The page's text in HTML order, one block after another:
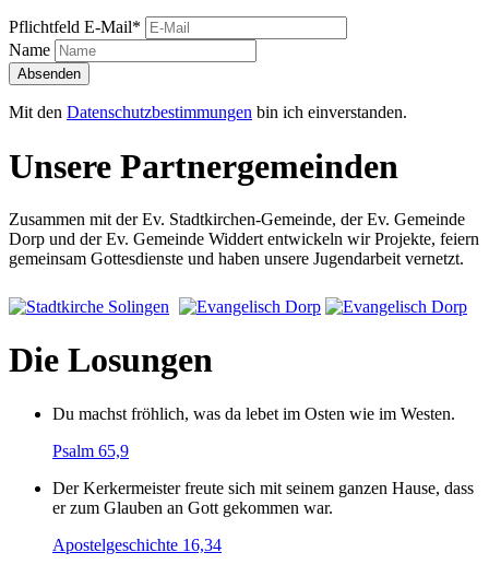
Pflichtfeld E-Mail*
Name
Absenden
Mit den Datenschutzbestimmungen bin ich einverstanden.
Unsere Partnergemeinden
Zusammen mit der Ev. Stadtkirchen-Gemeinde, der Ev. Gemeinde
Dorp und der Ev. Gemeinde Widdert entwickeln wir Projekte, feiern
gemeinsam Gottesdienste und haben unsere Jugendarbeit vernetzt.
Die Losungen
Du machst fröhlich, was da lebet im Osten wie im Westen.
Psalm 65,9
Der Kerkermeister freute sich mit seinem ganzen Hause, dass
er zum Glauben an Gott gekommen war.
Apostelgeschichte 16,34